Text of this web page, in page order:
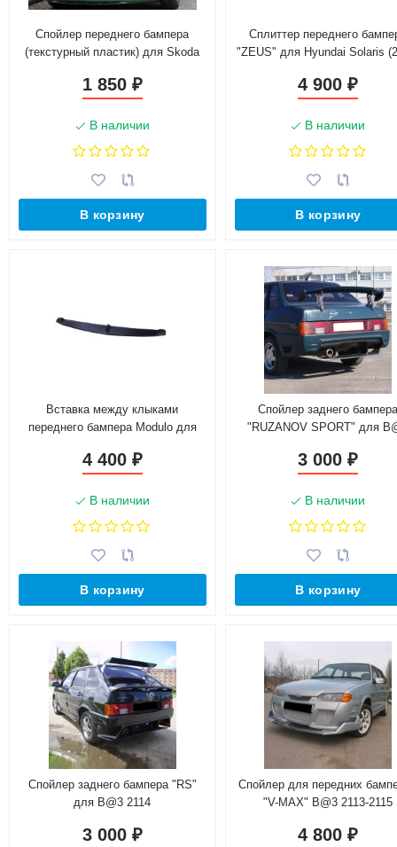
Спойлер переднего бампера
(текстурный пластик) для Skoda
1 850 ₽
В наличии
В корзину
Сплиттер переднего
"ZEUS" для Hyundai Solaris
4 900₽
В наличии
В корзину
Вставка между клыками
переднего бампера Modulo для
4 400 ₽
В наличии
В корзину
Спойлер заднего
"RUZANOV SPORT" для
3 000₽
В наличии
В корзину
Спойлер заднего бампера "RS"
для B@3 2114
3 000 ₽
Спойлер для передних
"V-MAX" B@3 2113-2115
4 800₽